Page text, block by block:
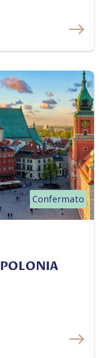
Confermato